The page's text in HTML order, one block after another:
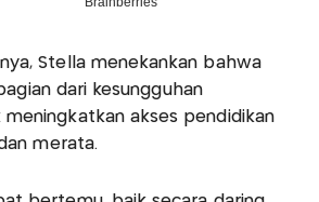
Stella menekankan bahwa
dari kesungguhan
akses pendidikan
merata.